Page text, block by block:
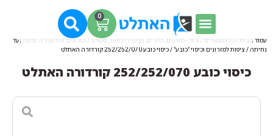
0
עמוד הבית / כל המוצרים / ציוד - מזרנים, כדורים, מכשירי כושר, ספורט / מזרונים לכל מטרה: מיוגה ועד
נחיתה / ציפות למזרונים וכיסוי "כובע" / כיסוי כובע 252/252/070 קורדורה האתלט
כיסוי כובע 252/252/070 קורדורה האתלט